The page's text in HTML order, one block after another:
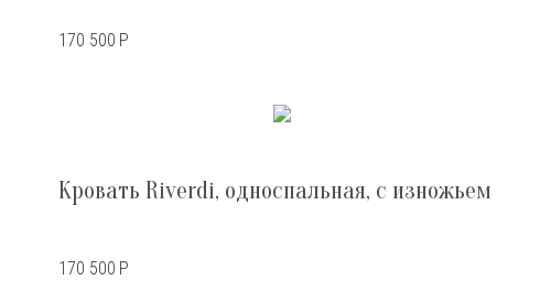
170 500 Р
Кровать Riverdi, односпальная, c изножьем
170 500 Р